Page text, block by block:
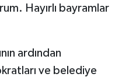
Hayırlı bayramlar
ardından
ve belediye